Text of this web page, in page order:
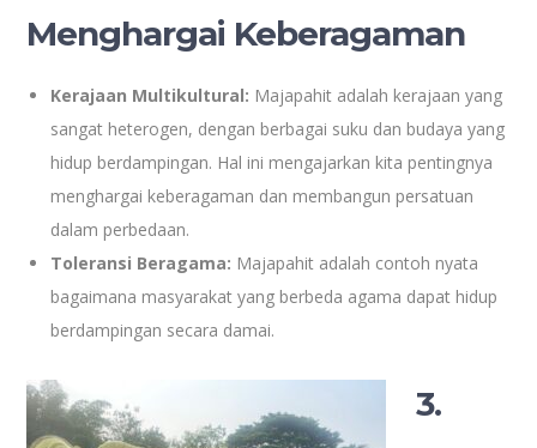
Menghargai Keberagaman
Kerajaan Multikultural: Majapahit adalah kerajaan yang
sangat heterogen, dengan berbagai suku dan budaya yang
hidup berdampingan. Hal ini mengajarkan kita pentingnya
menghargai keberagaman dan membangun persatuan
dalam perbedaan.
Toleransi Beragama: Majapahit adalah contoh nyata
bagaimana masyarakat yang berbeda agama dapat hidup
berdampingan secara damai.
3.